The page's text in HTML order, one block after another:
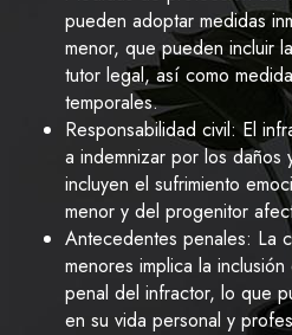
pueden adoptar medidas
menor, que pueden incluir
tutor legal, así como
temporales.
Responsabilidad civil: El
a indemnizar por los daños
incluyen el sufrimiento
menor y del progenitor
Antecedentes penales: La
menores implica la
penal del infractor, lo que
en su vida personal y